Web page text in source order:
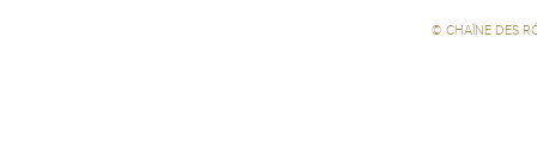
© CHAÎNE DES